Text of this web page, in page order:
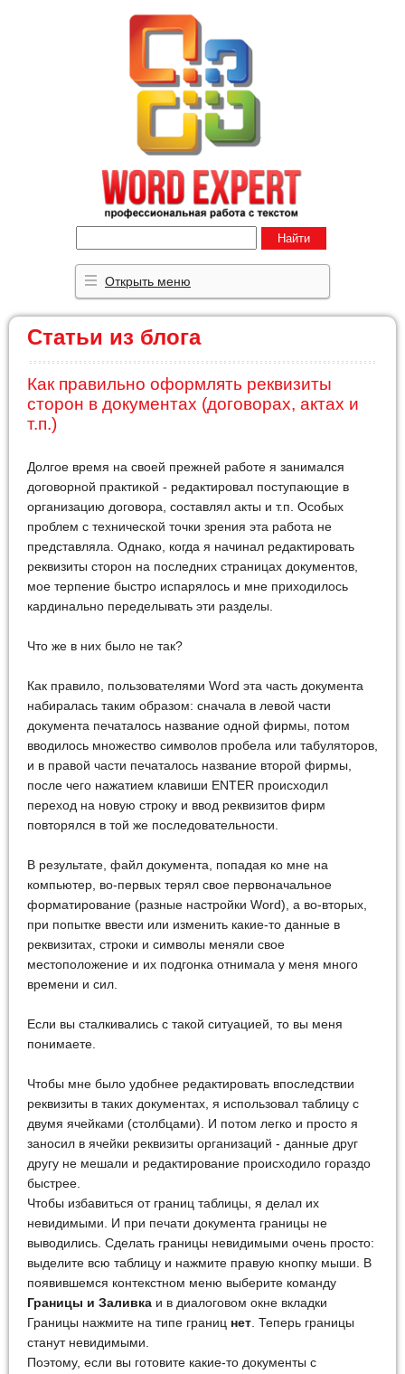
Статьи из блога
Как правильно оформлять реквизиты
сторон в документах (договорах, актах и
т.п.)
Долгое время на своей прежней работе я занимался
договорной практикой - редактировал поступающие в
организацию договора, составлял акты и т.п. Особых
проблем с технической точки зрения эта работа не
представляла. Однако, когда я начинал редактировать
реквизиты сторон на последних страницах документов,
мое терпение быстро испарялось и мне приходилось
кардинально переделывать эти разделы.
Что же в них было не так?
Как правило, пользователями Word эта часть документа
набиралась таким образом: сначала в левой части
документа печаталось название одной фирмы, потом
вводилось множество символов пробела или табуляторов,
и в правой части печаталось название второй фирмы,
после чего нажатием клавиши ENTER происходил
переход на новую строку и ввод реквизитов фирм
повторялся в той же последовательности.
В результате, файл документа, попадая ко мне на
компьютер, во-первых терял свое первоначальное
форматирование (разные настройки Word), а во-вторых,
при попытке ввести или изменить какие-то данные в
реквизитах, строки и символы меняли свое
местоположение и их подгонка отнимала у меня много
времени и сил.
Если вы сталкивались с такой ситуацией, то вы меня
понимаете.
Чтобы мне было удобнее редактировать впоследствии
реквизиты в таких документах, я использовал таблицу с
двумя ячейками (столбцами). И потом легко и просто я
заносил в ячейки реквизиты организаций - данные друг
другу не мешали и редактирование происходило гораздо
быстрее.
Чтобы избавиться от границ таблицы, я делал их
невидимыми. И при печати документа границы не
выводились. Сделать границы невидимыми очень просто:
выделите всю таблицу и нажмите правую кнопку мыши. В
появившемся контекстном меню выберите команду
Границы и Заливка и в диалоговом окне вкладки
Границы нажмите на типе границ нет . Теперь границы
станут невидимыми.
Поэтому, если вы готовите какие-то документы с
Найти
Открыть меню